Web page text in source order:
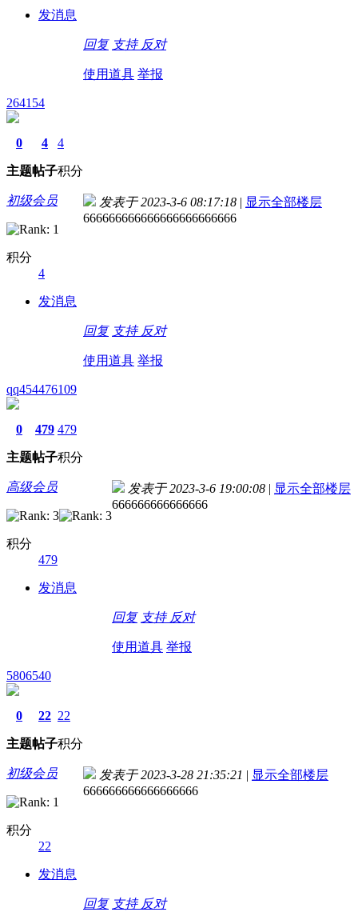
发消息
回复 支持 反对
使用道具 举报
264154
0
主题
4
帖子
4
积分
初级会员
积分
4
发消息
发表于 2023-3-6 08:17:18 | 显示全部楼层
666666666666666666666666
回复 支持 反对
使用道具 举报
qq454476109
0
主题
479
帖子
479
积分
高级会员
积分
479
发消息
发表于 2023-3-6 19:00:08 | 显示全部楼层
666666666666666
回复 支持 反对
使用道具 举报
5806540
0
主题
22
帖子
22
积分
初级会员
积分
22
发消息
发表于 2023-3-28 21:35:21 | 显示全部楼层
666666666666666666
回复 支持 反对